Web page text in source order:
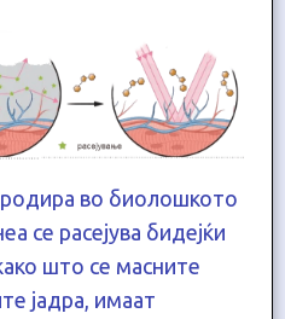
во биолошкото
се расејува бидејќи
што се масните
јадра, имаат